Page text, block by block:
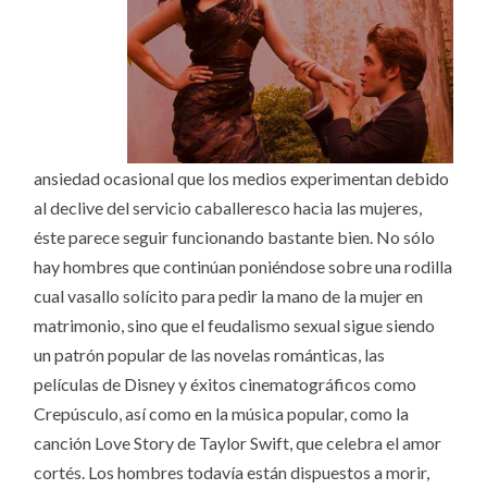
ansiedad ocasional que los medios experimentan debido
al declive del servicio caballeresco hacia las mujeres,
éste parece seguir funcionando bastante bien. No sólo
hay hombres que continúan poniéndose sobre una rodilla
cual vasallo solícito para pedir la mano de la mujer en
matrimonio, sino que el feudalismo sexual sigue siendo
un patrón popular de las novelas románticas, las
películas de Disney y éxitos cinematográficos como
Crepúsculo, así como en la música popular, como la
canción Love Story de Taylor Swift, que celebra el amor
cortés. Los hombres todavía están dispuestos a morir,